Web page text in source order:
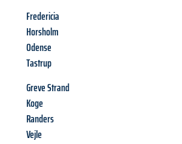
Fredericia
Horsholm
Odense
Tastrup
Greve Strand
Koge
Randers
Vejle